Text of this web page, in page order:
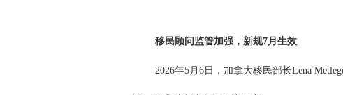
移民顾问监管加强，新规7月生效
2026年5月6日，加拿大移民部长Lena